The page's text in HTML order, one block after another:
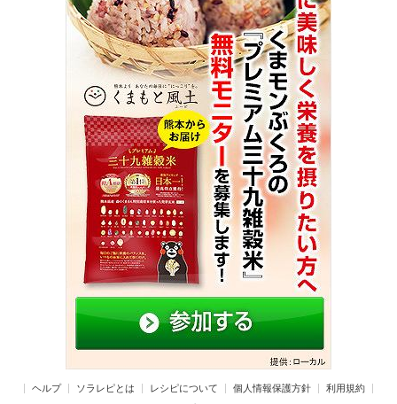
ヘルプ ソラレピとは レシピについて 個人情報保護方針
利用規約